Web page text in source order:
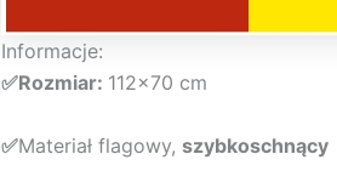
Informacje:
✅Rozmiar: 112×70 cm
✅Materiał flagowy, szybkoschnący